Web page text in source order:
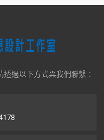
過以下方式與我們聯繫：